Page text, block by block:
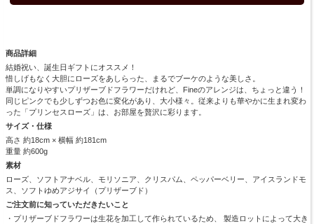
商品詳細
結婚祝い、誕生日ギフトにオススメ！
惜しげもなく大胆にローズをあしらった、まるでブーケのような美しさ。
単調になりやすいプリザーブドフラワーだけれど、Fineのアレンジは、ちょっと違う！
同じピンクでも少しずつお色に変化があり、大小様々。従来よりも華やかに生まれ変わ
った「プリンセスローズ」は、お部屋を贅沢に彩ります。
サイズ・仕様
高さ 約18cm × 横幅 約181cm
重量 約600g
素材
ローズ、ソフトアナベル、モリソニア、クリスパム、ペッパーベリー、アイスランドモ
ス、ソフトゆめアジサイ（プリザーブド）
ご注文前に知っていただきたいこと
・プリザーブドフラワーは生花を加工して作られているため、 製造ロットによって大き